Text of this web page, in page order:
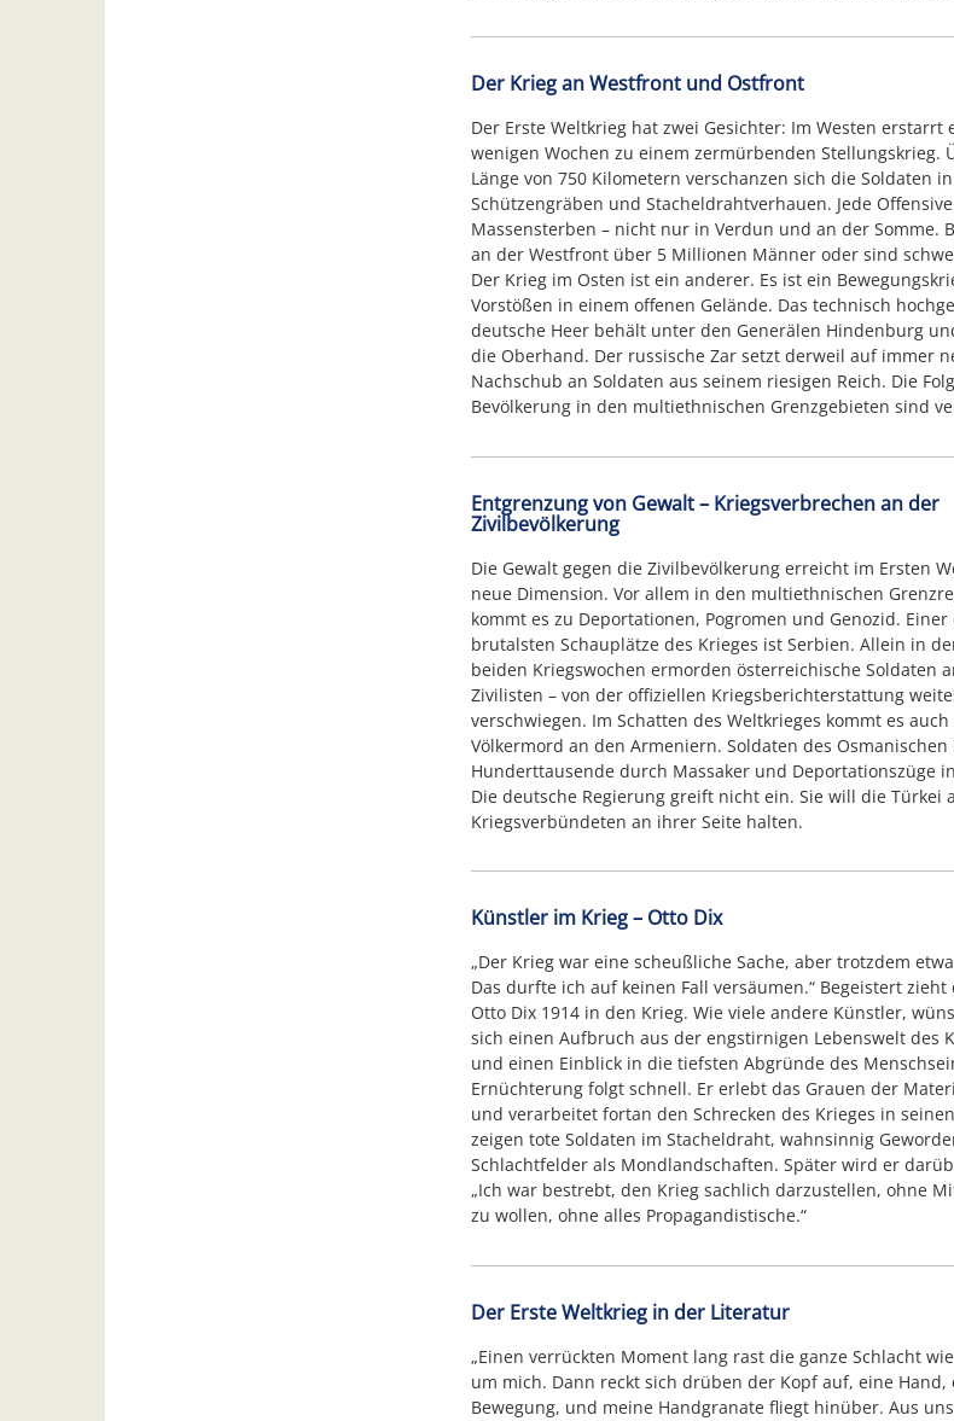
Der Krieg an Westfront und Ostfront
Der Erste Weltkrieg hat zwei Gesichter: Im Westen erstarrt
wenigen Wochen zu einem zermürbenden Stellungskrieg.
Länge von 750 Kilometern verschanzen sich die Soldaten in
Schützengräben und Stacheldrahtverhauen. Jede
Massensterben – nicht nur in Verdun und an der Somme.
an der Westfront über 5 Millionen Männer oder sind
Der Krieg im Osten ist ein anderer. Es ist ein
Vorstößen in einem offenen Gelände. Das technisch
deutsche Heer behält unter den Generälen Hindenburg
die Oberhand. Der russische Zar setzt derweil auf immer
Nachschub an Soldaten aus seinem riesigen Reich. Die
Bevölkerung in den multiethnischen Grenzgebieten sind
Entgrenzung von Gewalt – Kriegsverbrechen an der
Zivilbevölkerung
Die Gewalt gegen die Zivilbevölkerung erreicht im Ersten
neue Dimension. Vor allem in den multiethnischen
kommt es zu Deportationen, Pogromen und Genozid. Einer
brutalsten Schauplätze des Krieges ist Serbien. Allein in
beiden Kriegswochen ermorden österreichische Soldaten
Zivilisten – von der offiziellen Kriegsberichterstattung
verschwiegen. Im Schatten des Weltkrieges kommt es auch
Völkermord an den Armeniern. Soldaten des Osmanischen
Hunderttausende durch Massaker und Deportationszüge
Die deutsche Regierung greift nicht ein. Sie will die Türkei
Kriegsverbündeten an ihrer Seite halten.
Künstler im Krieg – Otto Dix
„Der Krieg war eine scheußliche Sache, aber trotzdem
Das durfte ich auf keinen Fall versäumen.“ Begeistert
Otto Dix 1914 in den Krieg. Wie viele andere Künstler,
sich einen Aufbruch aus der engstirnigen Lebenswelt des
und einen Einblick in die tiefsten Abgründe des
Ernüchterung folgt schnell. Er erlebt das Grauen der
und verarbeitet fortan den Schrecken des Krieges in
zeigen tote Soldaten im Stacheldraht, wahnsinnig
Schlachtfelder als Mondlandschaften. Später wird er
„Ich war bestrebt, den Krieg sachlich darzustellen, ohne
zu wollen, ohne alles Propagandistische.“
Der Erste Weltkrieg in der Literatur
„Einen verrückten Moment lang rast die ganze Schlacht
um mich. Dann reckt sich drüben der Kopf auf, eine Hand,
Bewegung, und meine Handgranate fliegt hinüber. Aus